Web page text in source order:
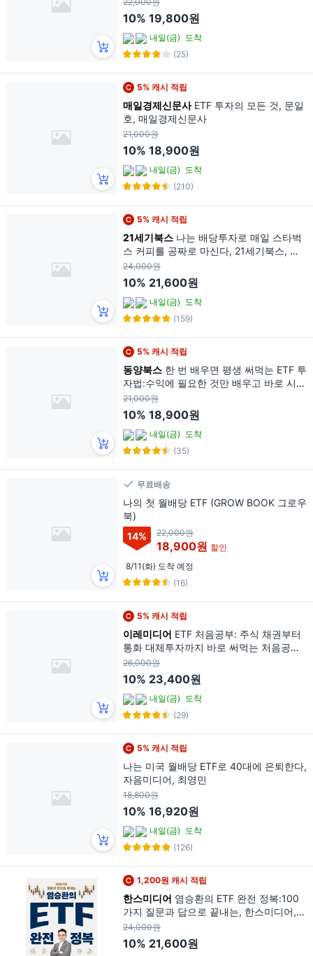
10% 19,800원
내일(금) 도착
(25)
5% 캐시 적립
매일경제신문사 ETF 투자의 모든 것, 문일
호, 매일경제신문사
21,000원
10% 18,900원
내일(금) 도착
(210)
5% 캐시 적립
21세기북스 나는 배당투자로 매일 스타벅
스 커피를 공짜로 마신다, 21세기북스, 송
민섭(수페TV)
24,000원
10% 21,600원
내일(금) 도착
(159)
5% 캐시 적립
동양북스 한 번 배우면 평생 써먹는 ETF 투
자법:수익에 필요한 것만 배우고 바로 시작
하자, 동양북스, 윤타(윤영준)
21,000원
10% 18,900원
내일(금) 도착
(35)
무료배송
나의 첫 월배당 ETF (GROW BOOK 그로우
북)
14% 22,000원
18,900원 할인
8/11(화) 도착 예정
(16)
5% 캐시 적립
이레미디어 ETF 처음공부: 주식 채권부터
통화 대체투자까지 바로 써먹는 처음공부
시리즈 4, 김성일, 이레미디어
26,000원
10% 23,400원
내일(금) 도착
(29)
5% 캐시 적립
나는 미국 월배당 ETF로 40대에 은퇴한다,
자음미디어, 최영민
18,800원
10% 16,920원
내일(금) 도착
(126)
1,200원 캐시 적립
한스미디어 염승환의 ETF 완전 정복:100
가지 질문과 답으로 끝내는, 한스미디어,
염승환
24,000원
10% 21,600원